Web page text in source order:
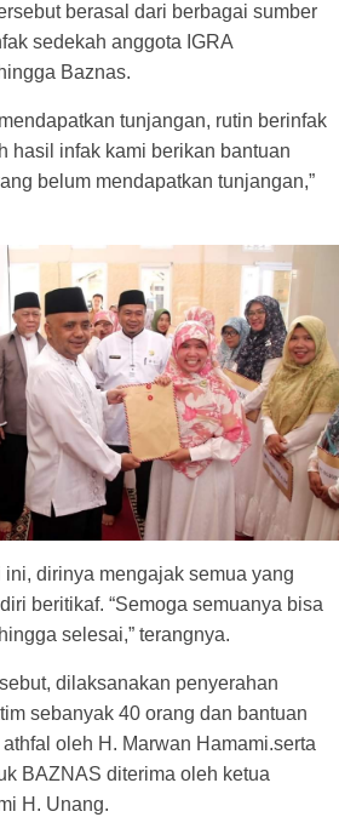
berasal dari berbagai sumber
sedekah anggota IGRA
Baznas.
tunjangan, rutin berinfak
hasil infak kami berikan bantuan
belum mendapatkan tunjangan,”
dirinya mengajak semua yang
beritikaf. “Semoga semuanya bisa
selesai,” terangnya.
dilaksanakan penyerahan
sebanyak 40 orang dan bantuan
oleh H. Marwan Hamami.serta
BAZNAS diterima oleh ketua
H. Unang.